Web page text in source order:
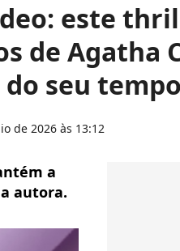
este
de Agatha
seu tempo
de 2026 às 13:12
a
autora.